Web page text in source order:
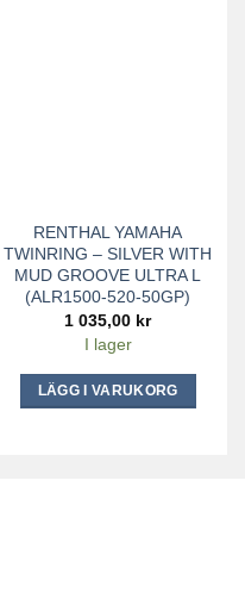
RENTHAL YAMAHA
TWINRING – SILVER WITH
MUD GROOVE ULTRA L
(ALR1500-520-50GP)
1 035,00 kr
I lager
LÄGG I VARUKORG